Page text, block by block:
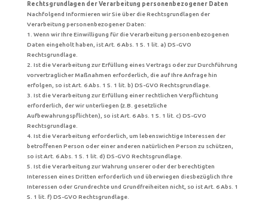
Rechtsgrundlagen der Verarbeitung personenbezogener Daten
Nachfolgend Informieren wir Sie über die Rechtsgrundlagen der
Verarbeitung personenbezogener Daten:
1. Wenn wir Ihre Einwilligung für die Verarbeitung personenbezogenen
Daten eingeholt haben, ist Art. 6 Abs. 1 S. 1 lit. a) DS-GVO
Rechtsgrundlage.
2. Ist die Verarbeitung zur Erfüllung eines Vertrags oder zur Durchführung
vorvertraglicher Maßnahmen erforderlich, die auf Ihre Anfrage hin
erfolgen, so ist Art. 6 Abs. 1 S. 1 lit. b) DS-GVO Rechtsgrundlage.
3. Ist die Verarbeitung zur Erfüllung einer rechtlichen Verpflichtung
erforderlich, der wir unterliegen (z.B. gesetzliche
Aufbewahrungspflichten), so ist Art. 6 Abs. 1 S. 1 lit. c) DS-GVO
Rechtsgrundlage.
4. Ist die Verarbeitung erforderlich, um lebenswichtige Interessen der
betroffenen Person oder einer anderen natürlichen Person zu schützen,
so ist Art. 6 Abs. 1 S. 1 lit. d) DS-GVO Rechtsgrundlage.
5. Ist die Verarbeitung zur Wahrung unserer oder der berechtigten
Interessen eines Dritten erforderlich und überwiegen diesbezüglich Ihre
Interessen oder Grundrechte und Grundfreiheiten nicht, so ist Art. 6 Abs. 1
S. 1 lit. f) DS-GVO Rechtsgrundlage.